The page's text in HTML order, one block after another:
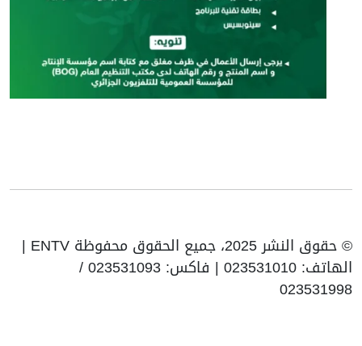
© حقوق النشر 2025، جميع الحقوق محفوظة ENTV |
الهاتف: 023531010 | فاكس: 023531093 /
023531998